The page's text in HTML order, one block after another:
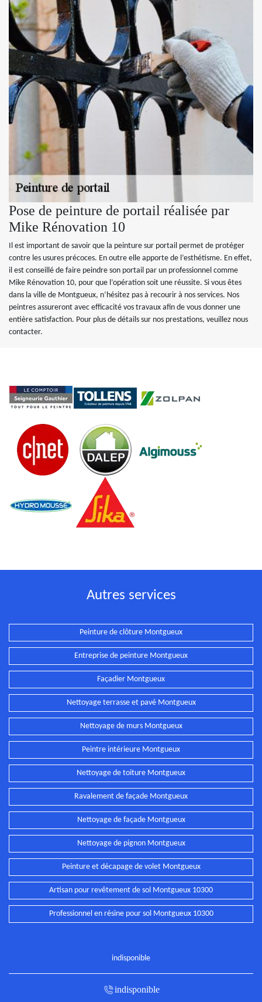
Pose de peinture de portail réalisée par
Mike Rénovation 10
Il est important de savoir que la peinture sur portail permet de protéger
contre les usures précoces. En outre elle apporte de l’esthétisme. En effet,
il est conseillé de faire peindre son portail par un professionnel comme
Mike Rénovation 10, pour que l’opération soit une réussite. Si vous êtes
dans la ville de Montgueux, n’hésitez pas à recourir à nos services. Nos
peintres assureront avec efficacité vos travaux afin de vous donner une
entière satisfaction. Pour plus de détails sur nos prestations, veuillez nous
contacter.
Autres services
Peinture de clôture Montgueux
Entreprise de peinture Montgueux
Façadier Montgueux
Nettoyage terrasse et pavé Montgueux
Nettoyage de murs Montgueux
Peintre intérieure Montgueux
Nettoyage de toiture Montgueux
Ravalement de façade Montgueux
Nettoyage de façade Montgueux
Nettoyage de pignon Montgueux
Peinture et décapage de volet Montgueux
Artisan pour revêtement de sol Montgueux 10300
Professionnel en résine pour sol Montgueux 10300
indisponible
indisponible